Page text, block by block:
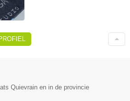
Quievrain en in de provincie